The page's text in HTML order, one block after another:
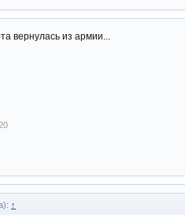
вернулась из армии...
↑